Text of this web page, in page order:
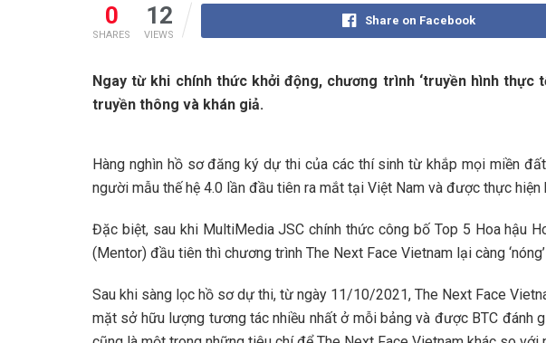
0
SHARES
12
VIEWS
Share on Facebook
Ngay từ khi chính thức khởi động, chương trình ‘truyền hình
truyền thông và khán giả.
Hàng nghìn hồ sơ đăng ký dự thi của các thí sinh từ khắp mọi miền
người mẫu thế hệ 4.0 lần đầu tiên ra mắt tại Việt Nam và được thực hiện
Đặc biệt, sau khi MultiMedia JSC chính thức công bố Top 5 Hoa hậu
(Mentor) đầu tiên thì chương trình The Next Face Vietnam lại càng
Sau khi sàng lọc hồ sơ dự thi, từ ngày 11/10/2021, The Next Face
mặt sở hữu lượng tương tác nhiều nhất ở mỗi bảng và được BTC đánh